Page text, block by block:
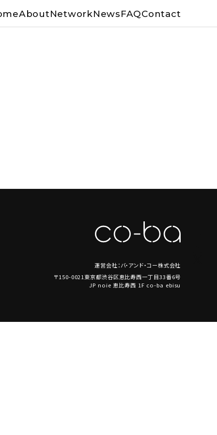
AboutNetworkNewsFAQContact
運営会社：バ・アンド・コー株式会社
〒150-0021東京都渋谷区恵比寿西一丁目33番6号
JP noie 恵比寿西 1F co-ba ebisu